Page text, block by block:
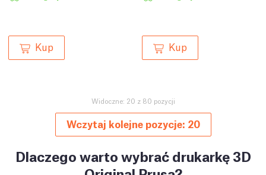
Kup Kup
Widoczne: 20 z 80 pozycji
Wczytaj kolejne pozycje: 20
Dlaczego warto wybrać drukarkę 3D